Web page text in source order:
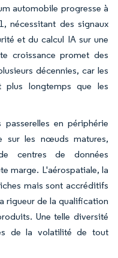
automobile progresse à
nécessitant des signaux
et du calcul IA sur une
croissance promet des
décennies, car les
plus longtemps que les
en périphérie
sur les nœuds matures,
centres de données
marge. L'aérospatiale, la
mais sont accréditifs
rigueur de la qualification
Une telle diversité
de la volatilité de tout